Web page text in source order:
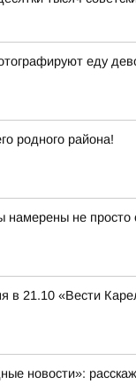
еду
родного района!
не просто
в 21.10 «Вести
новости»: